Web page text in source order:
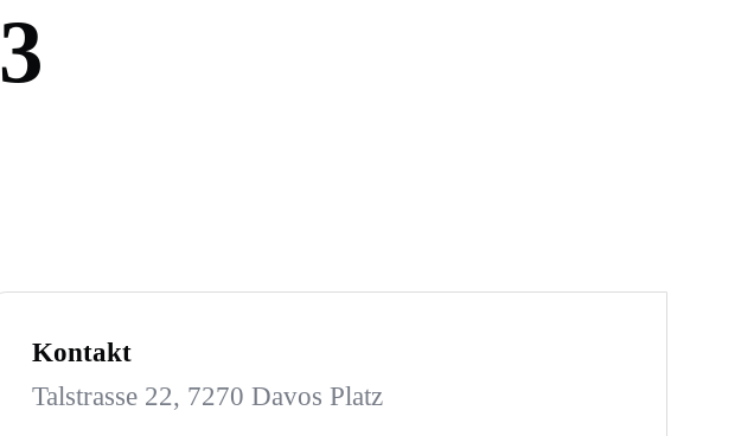
3
Kontakt
Talstrasse 22, 7270 Davos Platz